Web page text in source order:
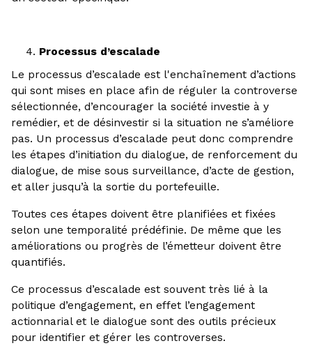
Processus d’escalade
Le processus d’escalade est l'enchaînement d’actions
qui sont mises en place afin de réguler la controverse
sélectionnée, d’encourager la société investie à y
remédier, et de désinvestir si la situation ne s’améliore
pas. Un processus d’escalade peut donc comprendre
les étapes d’initiation du dialogue, de renforcement du
dialogue, de mise sous surveillance, d’acte de gestion,
et aller jusqu’à la sortie du portefeuille.
Toutes ces étapes doivent être planifiées et fixées
selon une temporalité prédéfinie. De même que les
améliorations ou progrès de l’émetteur doivent être
quantifiés.
Ce processus d’escalade est souvent très lié à la
politique d’engagement, en effet l’engagement
actionnarial et le dialogue sont des outils précieux
pour identifier et gérer les controverses.